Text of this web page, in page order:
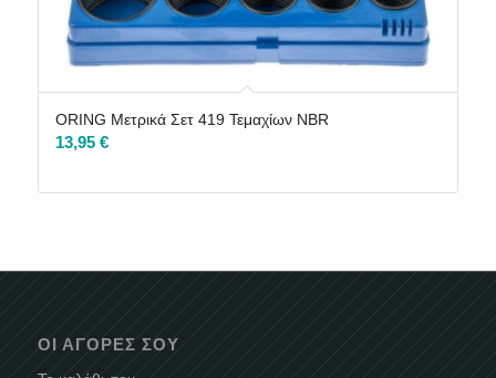
ORING Μετρικά Σετ 419 Τεμαχίων NBR
13,95 €
ΟΙ ΑΓΟΡΈΣ ΣΟΥ